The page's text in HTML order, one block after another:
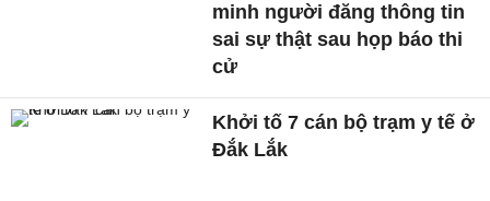
minh người đăng thông tin
sai sự thật sau họp báo thi
cử
Khởi tố 7 cán bộ trạm y tế ở
Đắk Lắk